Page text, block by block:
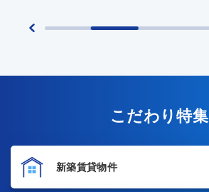
こだわり特集
新築賃貸物件